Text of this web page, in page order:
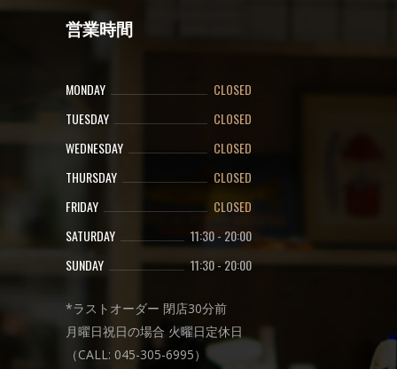
営業時間
MONDAY
CLOSED
TUESDAY
CLOSED
WEDNESDAY
CLOSED
THURSDAY
CLOSED
FRIDAY
CLOSED
SATURDAY
11:30- 20:00
SUNDAY
11:30-20:00
*ラストオーダー 閉店30分前
月曜日祝日の場合 火曜日定休日
（CALL: 045-305-6995）